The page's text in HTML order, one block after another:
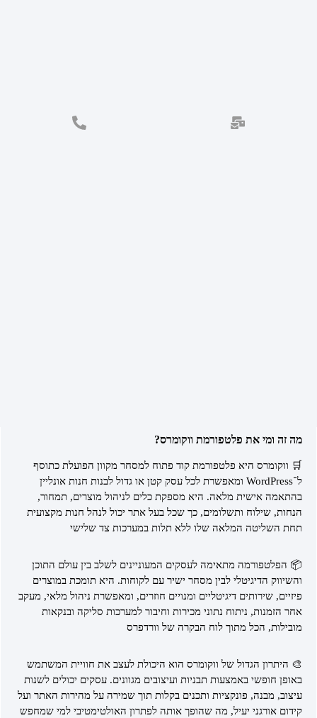
מה זה ומי את פלטפורמת ווקומרס?
🛒 ווקומרס היא פלטפורמת קוד פתוח למסחר מקוון הפועלת כתוסף
ל־WordPress ומאפשרת לכל עסק קטן או גדול לבנות חנות אונליין
בהתאמה אישית מלאה. היא מספקת כלים לניהול מוצרים, תמחור,
הנחות, שילוח ותשלומים, כך שכל בעל אתר יכול לנהל חנות מקצועית
תחת השליטה המלאה שלו ללא תלות במערכות צד שלישי
📦 הפלטפורמה מתאימה לעסקים המעוניינים לשלב בין עולם התוכן
והשיווק הדיגיטלי לבין מסחר ישיר עם לקוחות. היא תומכת במוצרים
פיזיים, שירותים דיגיטליים ומנויים חוזרים, ומאפשרת ניהול מלאי, מעקב
אחר הזמנות, ניתוח נתוני מכירות וחיבור למערכות סליקה ובנקאות
מובילות, הכל מתוך לוח הבקרה של וורדפרס
🎨 היתרון הגדול של ווקומרס הוא היכולת לעצב את חוויית המשתמש
באופן חופשי באמצעות תבניות ועיצובים מגוונים. עסקים יכולים לשנות
עיצוב, מבנה, פונקציות ותכנים בקלות תוך שמירה על מהירות האתר ועל
קידום אורגני יעיל, מה שהופך אותה לפתרון האולטימטיבי למי שמחפש